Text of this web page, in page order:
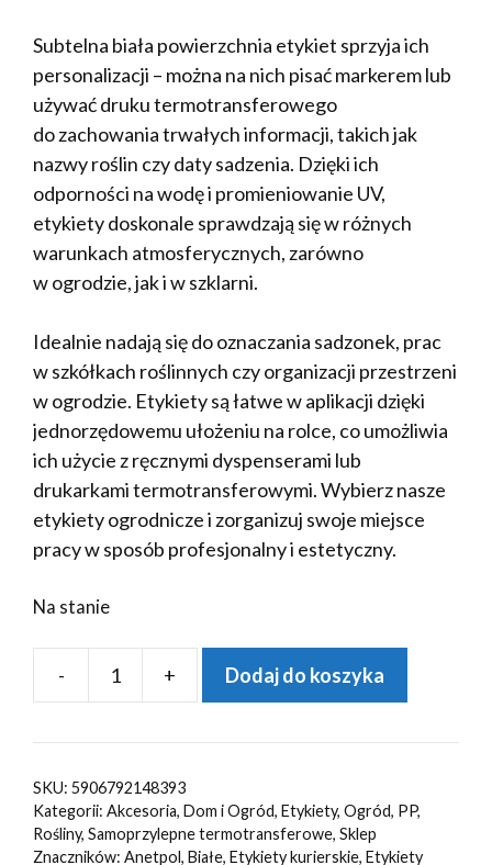
Subtelna biała powierzchnia etykiet sprzyja ich
personalizacji – można na nich pisać markerem lub
używać druku termotransferowego
do zachowania trwałych informacji, takich jak
nazwy roślin czy daty sadzenia. Dzięki ich
odporności na wodę i promieniowanie UV,
etykiety doskonale sprawdzają się w różnych
warunkach atmosferycznych, zarówno
w ogrodzie, jak i w szklarni.
Idealnie nadają się do oznaczania sadzonek, prac
w szkółkach roślinnych czy organizacji przestrzeni
w ogrodzie. Etykiety są łatwe w aplikacji dzięki
jednorzędowemu ułożeniu na rolce, co umożliwia
ich użycie z ręcznymi dyspenserami lub
drukarkami termotransferowymi. Wybierz nasze
etykiety ogrodnicze i zorganizuj swoje miejsce
pracy w sposób profesjonalny i estetyczny.
Na stanie
-
ilość
ogrodnicze
mm,
samoprzylepne,
+ Dodaj do koszyka
SKU: 5906792148393
Kategorii: Akcesoria, Dom i Ogród, Etykiety, Ogród, PP,
Rośliny, Samoprzylepne termotransferowe, Sklep
Znaczników: Anetpol, Białe, Etykiety kurierskie, Etykiety